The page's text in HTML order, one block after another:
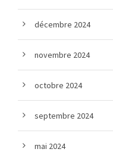
décembre 2024
novembre 2024
octobre 2024
septembre 2024
mai 2024